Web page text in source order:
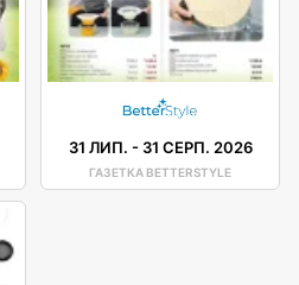
31 ЛИП. - 31 СЕРП. 2026
ГАЗЕТКА BETTERSTYLE